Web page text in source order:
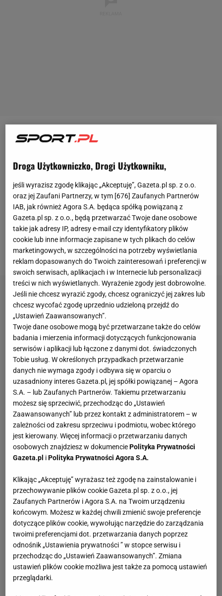
Po słabym sezonie w LaLidze (przegrana walka o
w Lidze Mistrzów (pucharowe katastrofy z Romą i
Liverpoolem uzupełnił pogrom 2:8 z Bayernem)
LionelMessimiał zakomunikować władzom
Barcelony, że nie chce grać dłużej w katalońskim
klubie. Swoje stanowisko miał podtrzymać po
rozmowie z nowym szkoleniowcem klubu -
Ronaldem Koemanem.
Droga Użytkowniczko, Drogi Użytkowniku,
jeśli wyrazisz zgodę klikając „Akceptuję”, Gazeta.pl sp. z o.o.
oraz jej Zaufani Partnerzy, w tym [676] Zaufanych Partnerów
IAB, jak również Agora S.A. będąca spółką powiązaną z
Gazeta.pl sp. z o.o., będą przetwarzać Twoje dane osobowe
takie jak adresy IP, adresy e-mail czy identyfikatory plików
cookie lub inne informacje zapisane w tych plikach do celów
marketingowych, w szczególności na potrzeby wyświetlania
reklam dopasowanych do Twoich zainteresowań i preferencji w
swoich serwisach, aplikacjach i w Internecie lub personalizacji
treści w nich wyświetlanych. Wyrażenie zgody jest dobrowolne.
Jeśli nie chcesz wyrazić zgody, chcesz ograniczyć jej zakres lub
chcesz wycofać zgodę uprzednio udzieloną przejdź do
„Ustawień Zaawansowanych”.
Twoje dane osobowe mogą być przetwarzane także do celów
badania i mierzenia informacji dotyczących funkcjonowania
serwisów i aplikacji lub łączone z danymi dot. świadczonych
Tobie usług. W określonych przypadkach przetwarzanie
danych nie wymaga zgody i odbywa się w oparciu o
uzasadniony interes Gazeta.pl, jej spółki powiązanej – Agora
S.A. – lub Zaufanych Partnerów. Takiemu przetwarzaniu
możesz się sprzeciwić, przechodząc do „Ustawień
Zaawansowanych” lub przez kontakt z administratorem – w
zależności od zakresu sprzeciwu i podmiotu, wobec którego
jest kierowany. Więcej informacji o przetwarzaniu danych
osobowych znajdziesz w dokumenciePolityka Prywatności
Gazeta.pl iPolityka Prywatności Agora S.A.
Klikając „Akceptuję” wyrażasz też zgodę na zainstalowanie i
przechowywanie plików cookie Gazeta.pl sp. z o.o., jej
Zaufanych Partnerów i Agora S.A. na Twoim urządzeniu
końcowym. Możesz w każdej chwili zmienić swoje preferencje
dotyczące plików cookie, wywołując narzędzie do zarządzania
twoimi preferencjami dot. przetwarzania danych poprzez
odnośnik „Ustawienia prywatności ” w stopce serwisu i
przechodząc do „Ustawień Zaawansowanych”. Zmiana
ustawień plików cookie możliwa jest także za pomocą ustawień
przeglądarki.